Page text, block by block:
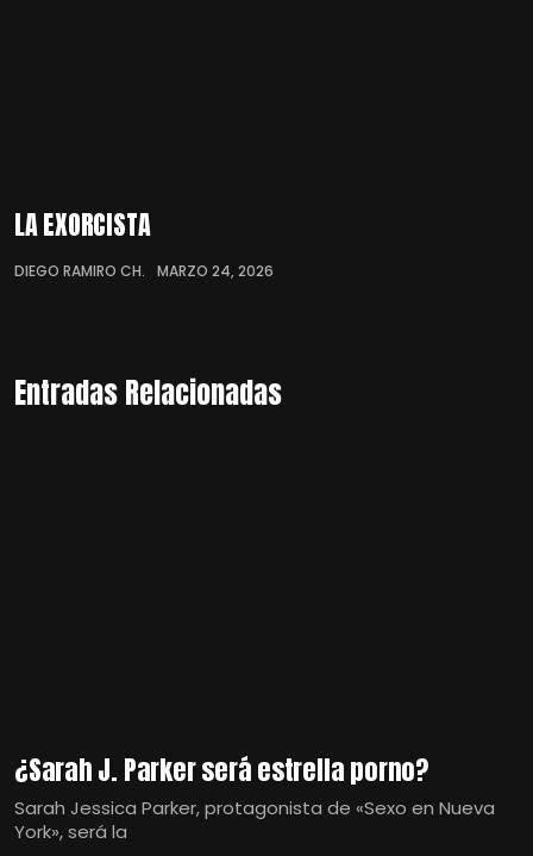
LA EXORCISTA
DIEGO RAMIRO CH. MARZO 24, 2026
Entradas Relacionadas
¿Sarah J. Parker será estrella porno?
Sarah Jessica Parker, protagonista de «Sexo en Nueva
York», será la